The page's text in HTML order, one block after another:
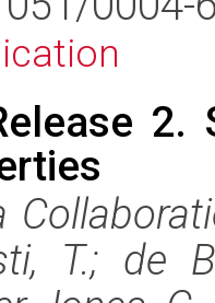
T.; de